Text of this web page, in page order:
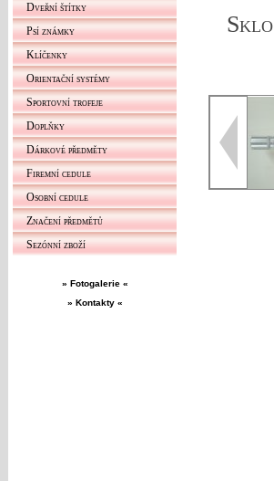
Dveřní štítky
Psí známky
Klíčenky
Orientační systémy
Sportovní trofeje
Doplňky
Dárkové předměty
Firemní cedule
Osobní cedule
Značení předmětů
Sezónní zboží
» Fotogalerie «
» Kontakty «
Sklo